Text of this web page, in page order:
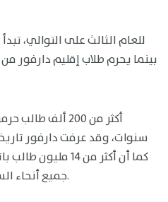
للعام الثالث على التوالي،
بينما يحرم طلاب إقليم
أكثر من 200 ألف
سنوات، وقد عرفت دارفور
كما أن أكثر من 14
جميع أنحاء السودان منذ اندلاع حرب 15 أبريل.